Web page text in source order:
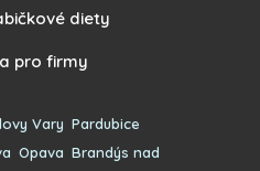
diety
pro firmy
Vary Pardubice
Opava Brandýs nad